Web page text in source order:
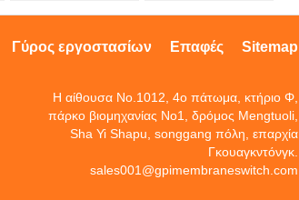
Polydome
Sitemap
Επαφές
Γύρος εργοστασίων
Η αίθουσα No.1012, 4ο πάτωμα, κτήριο Φ,
πάρκο βιομηχανίας No1, δρόμος Mengtuoli,
Sha Yi Shapu, songgang πόλη, επαρχία
Γκουαγκντόνγκ.
sales001@gpimembraneswitch.com